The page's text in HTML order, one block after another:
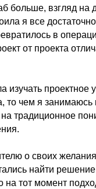
больше, взгляд на
я все
в
от проекта
изучать проектное
то чем я
традиционное
о своих
найти
на тот момент